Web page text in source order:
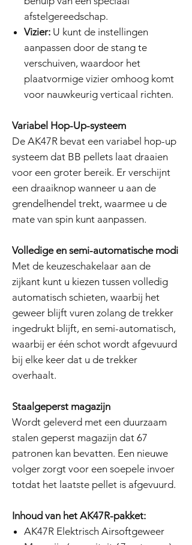
afstelgereedschap.
Vizier: U kunt de instellingen
aanpassen door de stang te
verschuiven, waardoor het
plaatvormige vizier omhoog komt
voor nauwkeurig verticaal richten.
Variabel Hop-Up-systeem
De AK47R bevat een variabel hop-up
systeem dat BB pellets laat draaien
voor een groter bereik. Er verschijnt
een draaiknop wanneer u aan de
grendelhendel trekt, waarmee u de
mate van spin kunt aanpassen.
Volledige en semi-automatische modi
Met de keuzeschakelaar aan de
zijkant kunt u kiezen tussen volledig
automatisch schieten, waarbij het
geweer blijft vuren zolang de trekker
ingedrukt blijft, en semi-automatisch,
waarbij er één schot wordt afgevuurd
bij elke keer dat u de trekker
overhaalt.
Staalgeperst magazijn
Wordt geleverd met een duurzaam
stalen geperst magazijn dat 67
patronen kan bevatten. Een nieuwe
volger zorgt voor een soepele invoer
totdat het laatste pellet is afgevuurd.
Inhoud van het AK47R-pakket:
AK47R Elektrisch Airsoftgeweer